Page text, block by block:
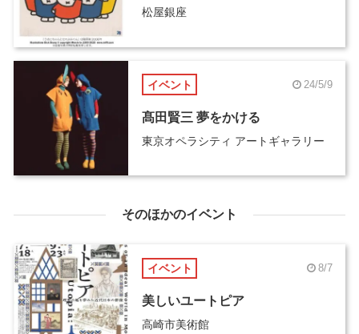
松屋銀座
イベント 24/5/9
髙田賢三 夢をかける
東京オペラシティ アートギャラリー
そのほかのイベント
イベント 8/7
美しいユートピア
高崎市美術館